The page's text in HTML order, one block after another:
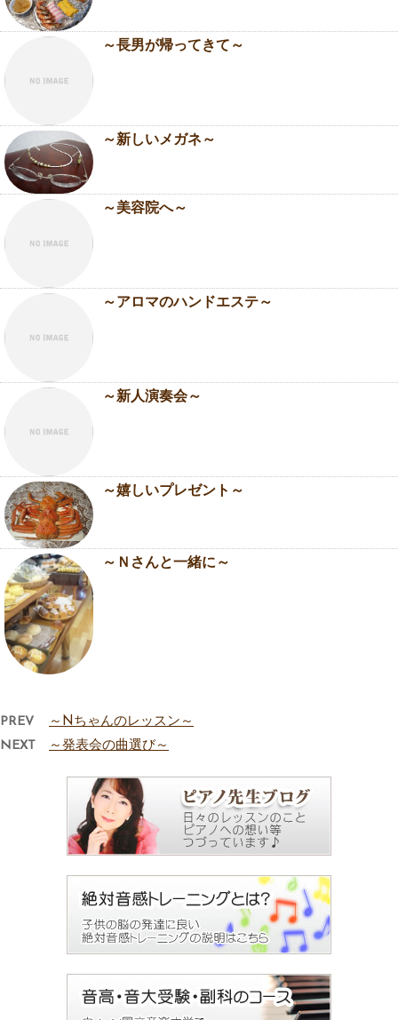
～長男が帰ってきて～
～新しいメガネ～
～美容院へ～
～アロマのハンドエステ～
～新人演奏会～
～嬉しいプレゼント～
～Ｎさんと一緒に～
PREV
～Nちゃんのレッスン～
NEXT
～発表会の曲選び～